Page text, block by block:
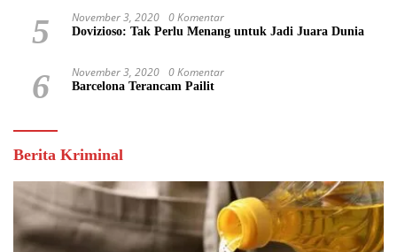
5 November 3, 2020 0 Komentar
Dovizioso: Tak Perlu Menang untuk Jadi Juara Dunia
6 November 3, 2020 0 Komentar
Barcelona Terancam Pailit
Berita Kriminal